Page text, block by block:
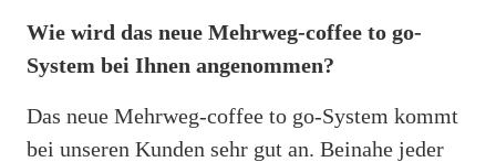
Wie wird das neue Mehrweg-coffee to go-
System bei Ihnen angenommen?
Das neue Mehrweg-coffee to go-System kommt
bei unseren Kunden sehr gut an. Beinahe jeder